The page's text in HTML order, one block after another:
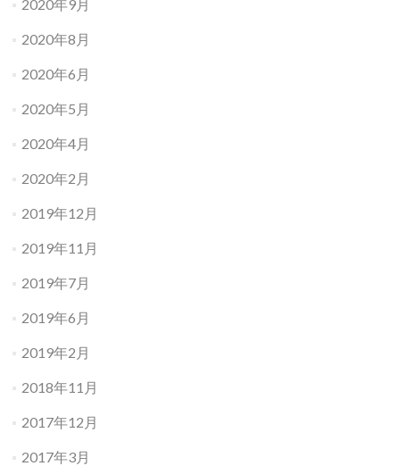
2020年9月
2020年8月
2020年6月
2020年5月
2020年4月
2020年2月
2019年12月
2019年11月
2019年7月
2019年6月
2019年2月
2018年11月
2017年12月
2017年3月